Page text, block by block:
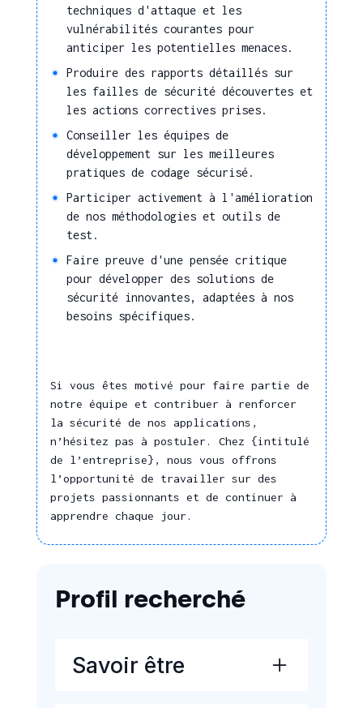
Recueillir et analyser les
besoins client
technique
Identifier les besoins en
Développement
commercial
Présenter et valoriser
un produit ou un
Assurer un rôle de
support avant-vente
Répondre à un appel
développement
Piloter une activité
Concevoir et gérer un
projet
Apprentissage
et
professionnalisation
ses actions
une équipe
techniques d'attaque et les
vulnérabilités courantes pour
anticiper les potentielles menaces.
Produire des rapports détaillés sur
les failles de sécurité découvertes et
les actions correctives prises.
Conseiller les équipes de
développement sur les meilleures
pratiques de codage sécurisé.
Participer activement à l'amélioration
de nos méthodologies et outils de
test.
Faire preuve d'une pensée critique
pour développer des solutions de
sécurité innovantes, adaptées à nos
besoins spécifiques.
Si vous êtes motivé pour faire partie de
notre équipe et contribuer à renforcer
la sécurité de nos applications,
n’hésitez pas à postuler. Chez {intitulé
de l’entreprise}, nous vous offrons
l’opportunité de travailler sur des
projets passionnants et de continuer à
apprendre chaque jour.
Profil recherché
Savoir être